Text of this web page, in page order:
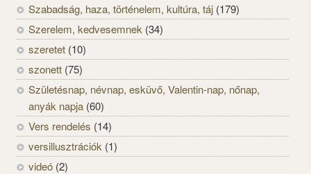
Szabadság, haza, történelem, kultúra, táj (179)
Szerelem, kedvesemnek (34)
szeretet (10)
szonett (75)
Születésnap, névnap, esküvő, Valentin-nap, nőnap,
anyák napja (60)
Vers rendelés (14)
versillusztrációk (1)
videó (2)